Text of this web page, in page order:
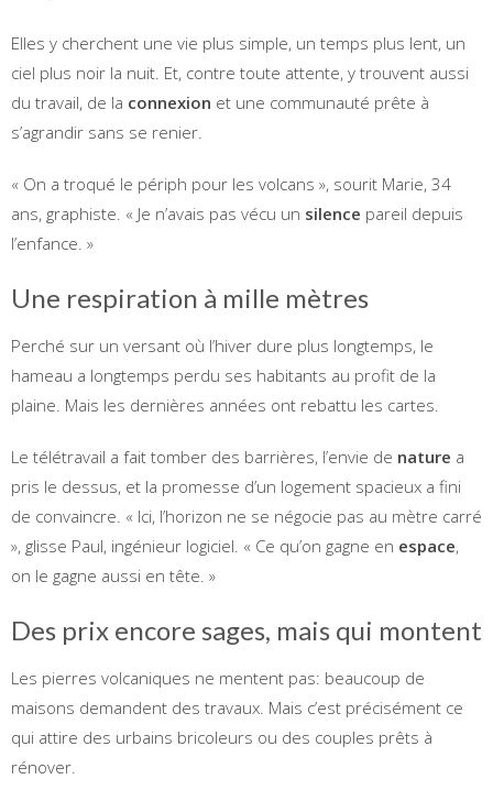
Elles y cherchent une vie plus simple, un temps plus lent, un
ciel plus noir la nuit. Et, contre toute attente, y trouvent aussi
du travail, de la connexion et une communauté prête à
s’agrandir sans se renier.
« On a troqué le périph pour les volcans », sourit Marie, 34
ans, graphiste. « Je n’avais pas vécu un silence pareil depuis
l’enfance. »
Une respiration à mille mètres
Perché sur un versant où l’hiver dure plus longtemps, le
hameau a longtemps perdu ses habitants au profit de la
plaine. Mais les dernières années ont rebattu les cartes.
Le télétravail a fait tomber des barrières, l’envie de nature a
pris le dessus, et la promesse d’un logement spacieux a fini
de convaincre. « Ici, l’horizon ne se négocie pas au mètre carré
», glisse Paul, ingénieur logiciel. « Ce qu’on gagne en espace,
on le gagne aussi en tête. »
Des prix encore sages, mais qui montent
Les pierres volcaniques ne mentent pas: beaucoup de
maisons demandent des travaux. Mais c’est précisément ce
qui attire des urbains bricoleurs ou des couples prêts à
rénover.